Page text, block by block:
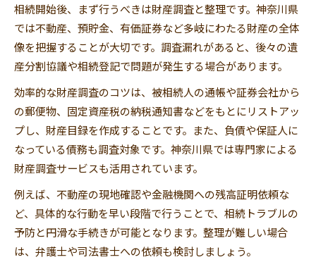
相続開始後、まず行うべきは財産調査と整理です。神奈川県
では不動産、預貯金、有価証券など多岐にわたる財産の全体
像を把握することが大切です。調査漏れがあると、後々の遺
産分割協議や相続登記で問題が発生する場合があります。
効率的な財産調査のコツは、被相続人の通帳や証券会社から
の郵便物、固定資産税の納税通知書などをもとにリストアッ
プし、財産目録を作成することです。また、負債や保証人に
なっている債務も調査対象です。神奈川県では専門家による
財産調査サービスも活用されています。
例えば、不動産の現地確認や金融機関への残高証明依頼な
ど、具体的な行動を早い段階で行うことで、相続トラブルの
予防と円滑な手続きが可能となります。整理が難しい場合
は、弁護士や司法書士への依頼も検討しましょう。